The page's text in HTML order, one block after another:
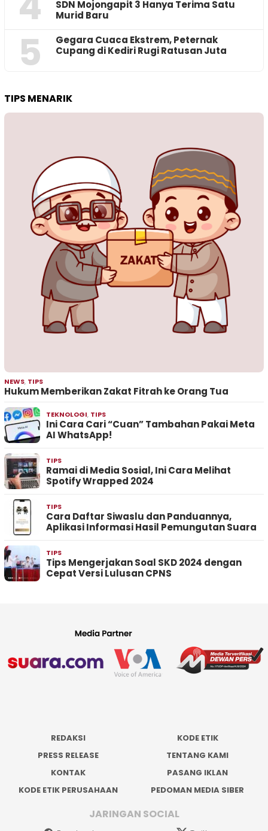
SDN Mojongapit 3 Hanya Terima Satu
Murid Baru
5
‎Gegara Cuaca Ekstrem, Peternak
Cupang di Kediri Rugi Ratusan Juta
TIPS MENARIK
NEWS, TIPS
Hukum Memberikan Zakat Fitrah ke Orang Tua
TEKNOLOGI, TIPS
Ini Cara Cari “Cuan” Tambahan Pakai Meta
AI WhatsApp!
TIPS
Ramai di Media Sosial, Ini Cara Melihat
Spotify Wrapped 2024
TIPS
Cara Daftar Siwaslu dan Panduannya,
Aplikasi Informasi Hasil Pemungutan Suara
TIPS
Tips Mengerjakan Soal SKD 2024 dengan
Cepat Versi Lulusan CPNS
REDAKSI
KODE ETIK
PRESS RELEASE
TENTANG KAMI
KONTAK
PASANG IKLAN
KODE ETIK PERUSAHAAN
PEDOMAN MEDIA SIBER
JARINGAN SOCIAL